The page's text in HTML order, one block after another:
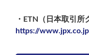
・ETN（日本取引所
https://